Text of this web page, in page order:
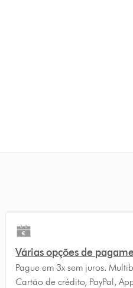
Várias opções de
Pague em 3x sem juros.
Cartão de crédito, PayPal,